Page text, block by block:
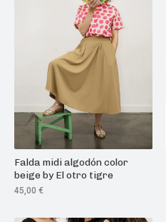
Falda midi algodón color
beige by El otro tigre
45,00 €